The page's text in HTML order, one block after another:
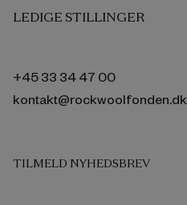
LEDIGE STILLINGER
+45 33 34 47 00
kontakt@rockwoolfonden.dk
TILMELD NYHEDSBREV